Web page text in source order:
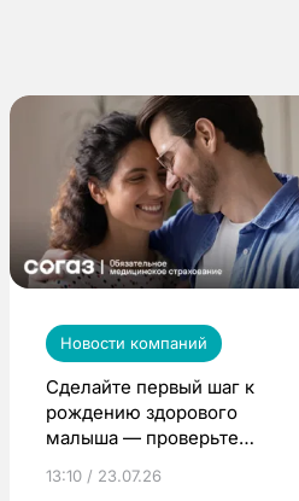
Новости компаний
Сделайте первый шаг к
рождению здорового
малыша — проверьте
по ОМС!
13:10 / 23.07.26